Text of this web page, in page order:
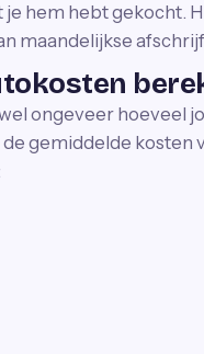
je hem hebt gekocht.
maandelijkse
ongeveer hoeveel
gemiddelde kosten